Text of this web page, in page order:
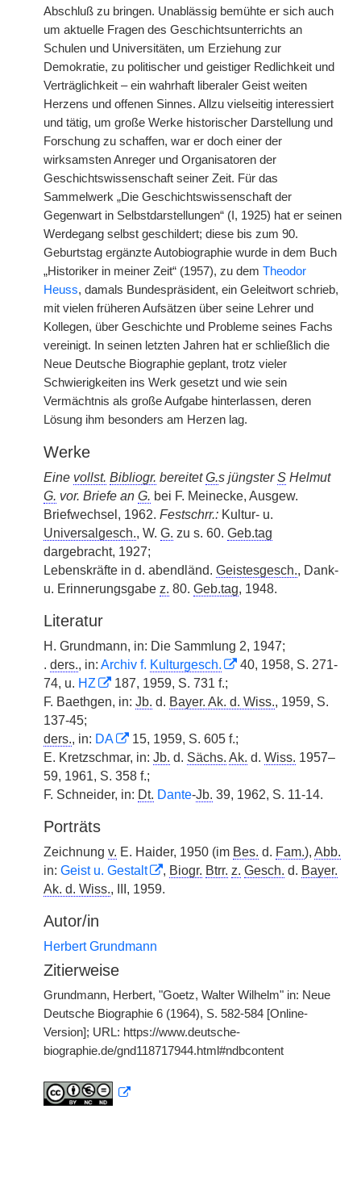
Abschluß zu bringen. Unablässig bemühte er sich auch
um aktuelle Fragen des Geschichtsunterrichts an
Schulen und Universitäten, um Erziehung zur
Demokratie, zu politischer und geistiger Redlichkeit und
Verträglichkeit – ein wahrhaft liberaler Geist weiten
Herzens und offenen Sinnes. Allzu vielseitig interessiert
und tätig, um große Werke historischer Darstellung und
Forschung zu schaffen, war er doch einer der
wirksamsten Anreger und Organisatoren der
Geschichtswissenschaft seiner Zeit. Für das
Sammelwerk „Die Geschichtswissenschaft der
Gegenwart in Selbstdarstellungen“ (I, 1925) hat er seinen
Werdegang selbst geschildert; diese bis zum 90.
Geburtstag ergänzte Autobiographie wurde in dem Buch
„Historiker in meiner Zeit“ (1957), zu dem Theodor
Heuss, damals Bundespräsident, ein Geleitwort schrieb,
mit vielen früheren Aufsätzen über seine Lehrer und
Kollegen, über Geschichte und Probleme seines Fachs
vereinigt. In seinen letzten Jahren hat er schließlich die
Neue Deutsche Biographie geplant, trotz vieler
Schwierigkeiten ins Werk gesetzt und wie sein
Vermächtnis als große Aufgabe hinterlassen, deren
Lösung ihm besonders am Herzen lag.
Werke
Eine vollst. Bibliogr. bereitetG.s jüngsterS Helmut
G. vor. Briefe an G. bei F. Meinecke, Ausgew.
Briefwechsel, 1962. Festschrr.: Kultur- u.
Universalgesch., W. G. zu s. 60. Geb.tag
dargebracht, 1927;
Lebenskräfte in d. abendländ. Geistesgesch., Dank-
u. Erinnerungsgabe z. 80. Geb.tag, 1948.
Literatur
H. Grundmann, in: Die Sammlung 2, 1947;
. ders., in: Archiv f. Kulturgesch.
40, 1958, S. 271-
74, u. HZ
187, 1959, S. 731 f.;
F. Baethgen, in: Jb. d. Bayer. Ak. d. Wiss., 1959, S.
137-45;
ders., in: DA
15, 1959, S. 605 f.;
E. Kretzschmar, in: Jb. d. Sächs. Ak. d. Wiss. 1957–
59, 1961, S. 358 f.;
F. Schneider, in: Dt. Dante-Jb. 39, 1962, S. 11-14.
Porträts
Zeichnung v. E. Haider, 1950 (im Bes. d. Fam.), Abb.
in: Geist u. Gestalt , Biogr. Btrr. z. Gesch. d. Bayer.
Ak. d. Wiss., III, 1959.
Autor/in
Herbert Grundmann
Zitierweise
Grundmann, Herbert, "Goetz, Walter Wilhelm" in: Neue
Deutsche Biographie 6 (1964), S. 582-584 [Online-
Version]; URL: https://www.deutsche-
biographie.de/gnd118717944.html#ndbcontent